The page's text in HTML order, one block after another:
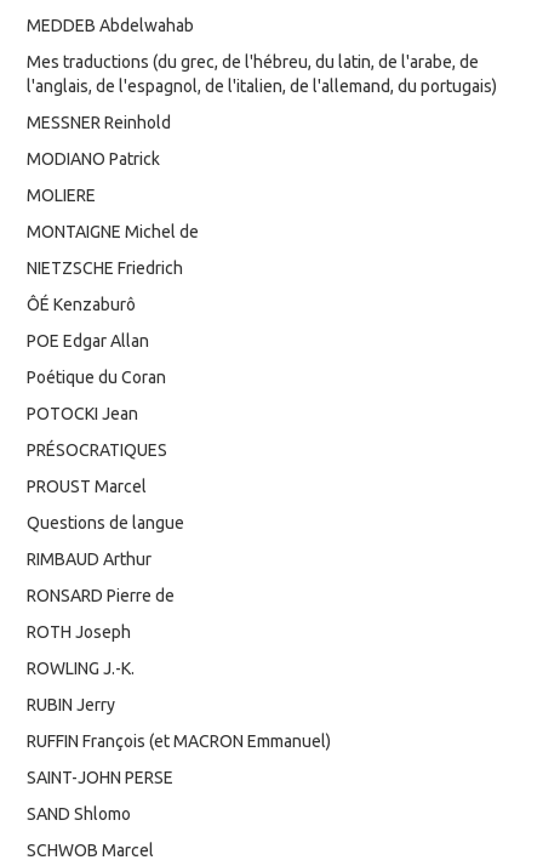
MEDDEB Abdelwahab
Mes traductions (du grec, de l'hébreu, du latin, de l'arabe, de
l'anglais, de l'espagnol, de l'italien, de l'allemand, du portugais)
MESSNER Reinhold
MODIANO Patrick
MOLIERE
MONTAIGNE Michel de
NIETZSCHE Friedrich
ÔÉ Kenzaburô
POE Edgar Allan
Poétique du Coran
POTOCKI Jean
PRÉSOCRATIQUES
PROUST Marcel
Questions de langue
RIMBAUD Arthur
RONSARD Pierre de
ROTH Joseph
ROWLING J.-K.
RUBIN Jerry
RUFFIN François (et MACRON Emmanuel)
SAINT-JOHN PERSE
SAND Shlomo
SCHWOB Marcel